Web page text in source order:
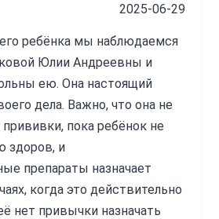
2025-06-29
ребёнка мы наблюдаемся
Юлии Андреевны и
ею. Она настоящий
дела. Важно, что она не
пока ребёнок не
здоров, и
препараты назначает
когда это действительно
нет привычки назначать